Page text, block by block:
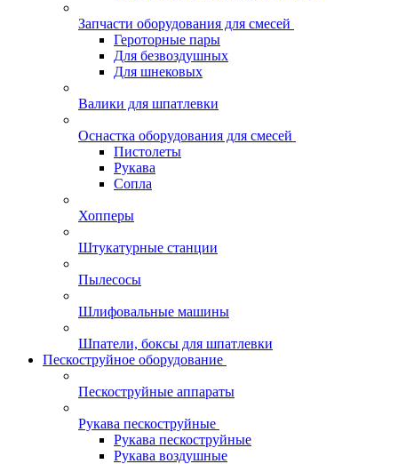
Запчасти оборудования для смесей
Героторные пары
Для безвоздушных
Для шнековых
Валики для шпатлевки
Оснастка оборудования для смесей
Пистолеты
Рукава
Сопла
Хопперы
Штукатурные станции
Пылесосы
Шлифовальные машины
Шпатели, боксы для шпатлевки
Пескоструйное оборудование
Пескоструйные аппараты
Рукава пескоструйные
Рукава пескоструйные
Рукава воздушные